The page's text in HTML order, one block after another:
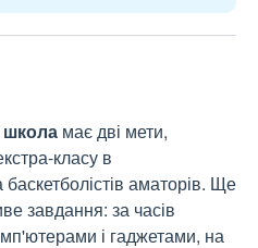
школа має дві мети,
класу в
баскетболістів аматорів. Ще
завдання: за часів
і гаджетами, на